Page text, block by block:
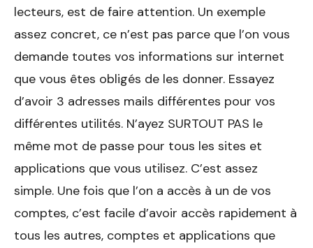
lecteurs, est de faire attention. Un exemple
assez concret, ce n’est pas parce que l’on vous
demande toutes vos informations sur internet
que vous êtes obligés de les donner. Essayez
d’avoir 3 adresses mails différentes pour vos
différentes utilités. N’ayez SURTOUT PAS le
même mot de passe pour tous les sites et
applications que vous utilisez. C’est assez
simple. Une fois que l’on a accès à un de vos
comptes, c’est facile d’avoir accès rapidement à
tous les autres, comptes et applications que